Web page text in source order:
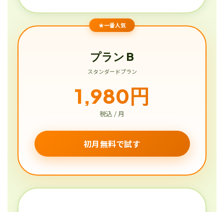
★一番人気
プラン B
スタンダードプラン
1,980円
税込 / 月
初月無料で試す